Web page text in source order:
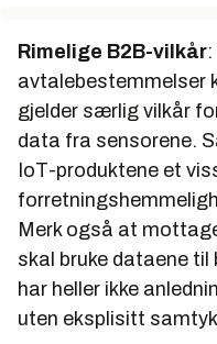
Rimelige B2B-vilkår
avtalebestemmelser
gjelder særlig vilkår
data fra sensorene.
IoT-produktene et
Merk også at
skal bruke dataene
har heller ikke
uten eksplisitt